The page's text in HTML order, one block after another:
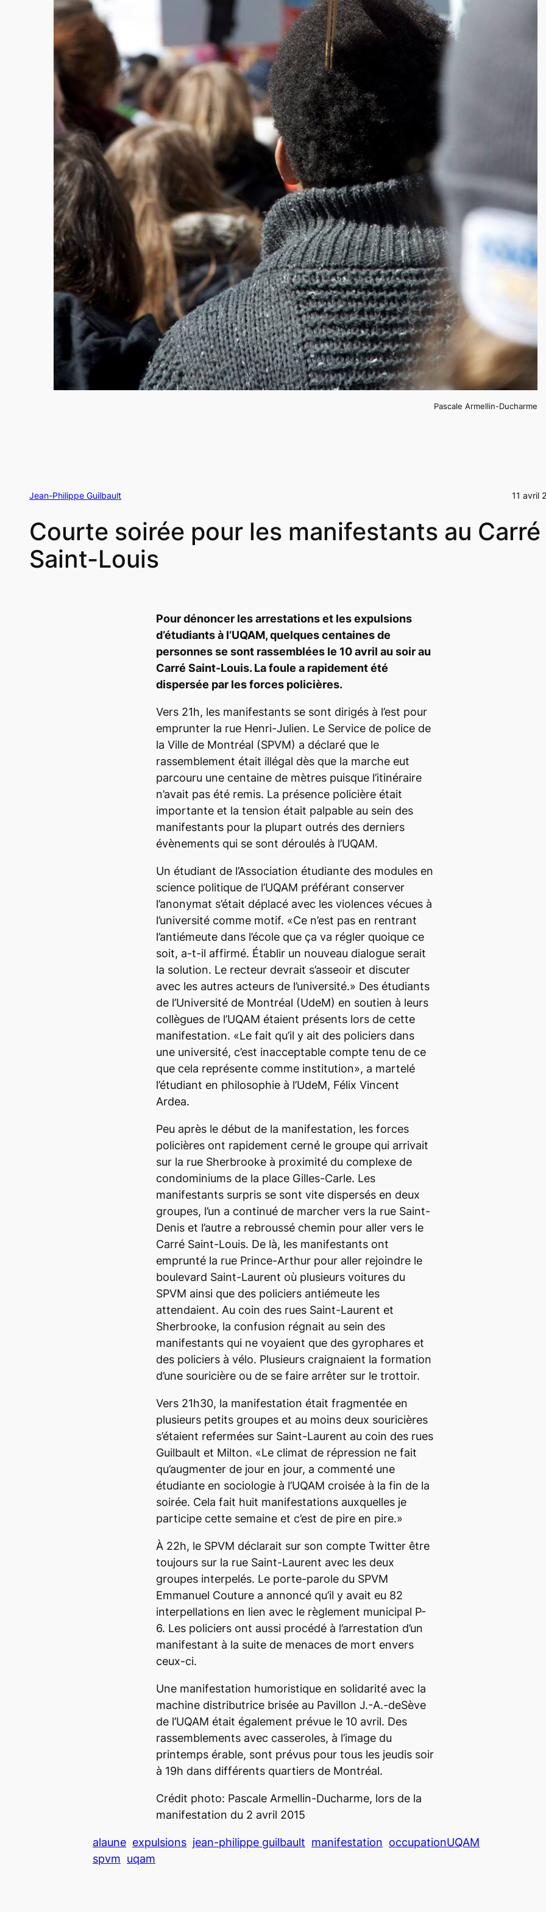
Pascale Armellin-Ducharme
Jean-Philippe Guilbault 11 avril
Courte soirée pour les manifestants au Carré
Saint-Louis
Pour dénoncer les arrestations et les expulsions
d’étudiants à l’UQAM, quelques centaines de
personnes se sont rassemblées le 10 avril au soir au
Carré Saint-Louis. La foule a rapidement été
dispersée par les forces policières.
Vers 21h, les manifestants se sont dirigés à l’est pour
emprunter la rue Henri-Julien. Le Service de police de
la Ville de Montréal (SPVM) a déclaré que le
rassemblement était illégal dès que la marche eut
parcouru une centaine de mètres puisque l’itinéraire
n’avait pas été remis. La présence policière était
importante et la tension était palpable au sein des
manifestants pour la plupart outrés des derniers
évènements qui se sont déroulés à l’UQAM.
Un étudiant de l’Association étudiante des modules en
science politique de l’UQAM préférant conserver
l’anonymat s’était déplacé avec les violences vécues à
l’université comme motif. «Ce n’est pas en rentrant
l’antiémeute dans l’école que ça va régler quoique ce
soit, a-t-il affirmé. Établir un nouveau dialogue serait
la solution. Le recteur devrait s’asseoir et discuter
avec les autres acteurs de l’université.» Des étudiants
de l’Université de Montréal (UdeM) en soutien à leurs
collègues de l’UQAM étaient présents lors de cette
manifestation. «Le fait qu’il y ait des policiers dans
une université, c’est inacceptable compte tenu de ce
que cela représente comme institution», a martelé
l’étudiant en philosophie à l’UdeM, Félix Vincent
Ardea.
Peu après le début de la manifestation, les forces
policières ont rapidement cerné le groupe qui arrivait
sur la rue Sherbrooke à proximité du complexe de
condominiums de la place Gilles-Carle. Les
manifestants surpris se sont vite dispersés en deux
groupes, l’un a continué de marcher vers la rue Saint-
Denis et l’autre a rebroussé chemin pour aller vers le
Carré Saint-Louis. De là, les manifestants ont
emprunté la rue Prince-Arthur pour aller rejoindre le
boulevard Saint-Laurent où plusieurs voitures du
SPVM ainsi que des policiers antiémeute les
attendaient. Au coin des rues Saint-Laurent et
Sherbrooke, la confusion régnait au sein des
manifestants qui ne voyaient que des gyrophares et
des policiers à vélo. Plusieurs craignaient la formation
d’une souricière ou de se faire arrêter sur le trottoir.
Vers 21h30, la manifestation était fragmentée en
plusieurs petits groupes et au moins deux souricières
s’étaient refermées sur Saint-Laurent au coin des rues
Guilbault et Milton. «Le climat de répression ne fait
qu’augmenter de jour en jour, a commenté une
étudiante en sociologie à l’UQAM croisée à la fin de la
soirée. Cela fait huit manifestations auxquelles je
participe cette semaine et c’est de pire en pire.»
À 22h, le SPVM déclarait sur son compte Twitter être
toujours sur la rue Saint-Laurent avec les deux
groupes interpelés. Le porte-parole du SPVM
Emmanuel Couture a annoncé qu’il y avait eu 82
interpellations en lien avec le règlement municipal P-
6. Les policiers ont aussi procédé à l’arrestation d’un
manifestant à la suite de menaces de mort envers
ceux-ci.
Une manifestation humoristique en solidarité avec la
machine distributrice brisée au Pavillon J.-A.-deSève
de l’UQAM était également prévue le 10 avril. Des
rassemblements avec casseroles, à l’image du
printemps érable, sont prévus pour tous les jeudis soir
à 19h dans différents quartiers de Montréal.
Crédit photo: Pascale Armellin-Ducharme, lors de la
manifestation du 2 avril 2015
alaune expulsions jean-philippe guilbault manifestation occupationUQAM
spvm uqam